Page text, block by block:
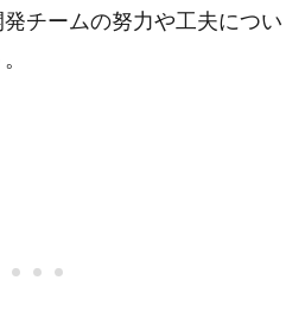
チームの努力や工夫につい